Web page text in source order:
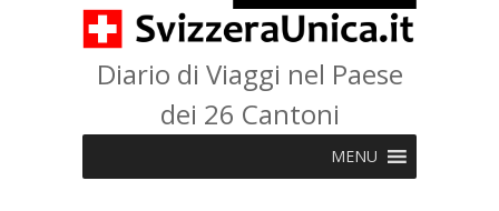
Diario di Viaggi nel Paese
dei 26 Cantoni
MENU